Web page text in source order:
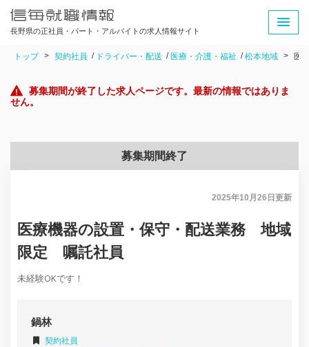
長野県の正社員・パート・アルバイトの求人情報サイト
トップ 契約社員 ドライバー・配送 医療・介護・福祉 松本地域 医
募集期間が終了した求人ページです。最新の情報ではありま
せん。
募集期間終了
2025年10月26日 更新
医療機器の設置・保守・配送業務 地域
限定 嘱託社員
未経験OKです！
鍋林
契約社員